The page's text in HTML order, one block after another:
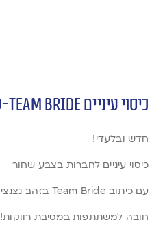
כיסוי עיניים Team Bride-שחור זהב
חדש ובלעדי!
כיסוי עיניים לחברות בצבע שחור
עם כיתוב Team Bride בזהב נצנצים
חובה למשתתפות במסיבת רווקות!